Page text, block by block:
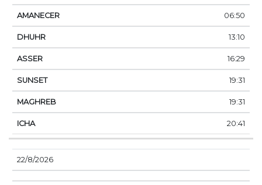
06:50
13:10
16:29
19:31
19:31
20:41
22/8/2026